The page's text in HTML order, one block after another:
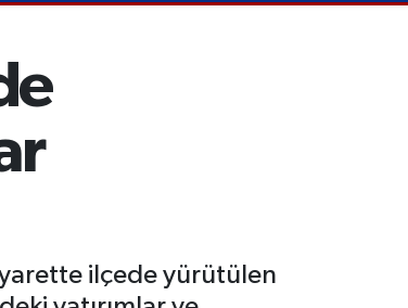
ilçede yürütülen